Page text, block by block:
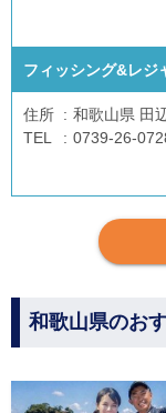
フィッシング&レジ
住所
和歌山県 田
TEL
0739-26-
和歌山県のお